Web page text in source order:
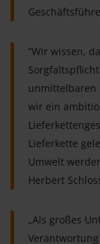
“Wir wissen,
unmittelbaren
wir ein
Lieferkette
Umwelt
Herbert
„Als großes